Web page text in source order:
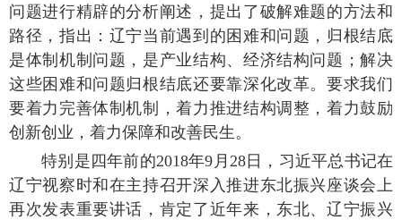
问题进行精辟的分析阐述，提出了破解难题的方法和
路径，指出：辽宁当前遇到的困难和问题，归根结底
是体制机制问题，是产业结构、经济结构问题；解决
这些困难和问题归根结底还要靠深化改革。要求我们
要着力完善体制机制，着力推进结构调整，着力鼓励
创新创业，着力保障和改善民生。
特别是四年前的2018年9月28日，习近平总书记在
辽宁视察时和在主持召开深入推进东北振兴座谈会上
再次发表重要讲话，肯定了近年来，东北、辽宁振兴